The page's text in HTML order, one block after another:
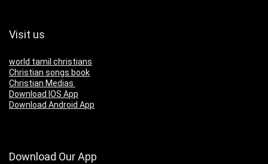
Visit us
world tamil christians
Christian songs book
Christian Medias
Download IOS App
Download Android App
Download Our App